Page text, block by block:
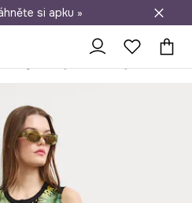
nákupu nad 1 200 Kč
si apku »